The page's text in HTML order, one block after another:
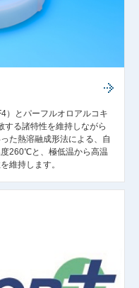
）とパーフルオロアルコキ
する諸特性を維持しながら
た熱溶融成形法による、自
260℃と、極低温から高温
維持します。